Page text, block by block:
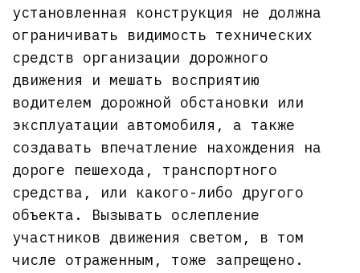
установленная конструкция не должна
ограничивать видимость технических
средств организации дорожного
движения и мешать восприятию
водителем дорожной обстановки или
эксплуатации автомобиля, а также
создавать впечатление нахождения на
дороге пешехода, транспортного
средства, или какого-либо другого
объекта. Вызывать ослепление
участников движения светом, в том
числе отраженным, тоже запрещено.